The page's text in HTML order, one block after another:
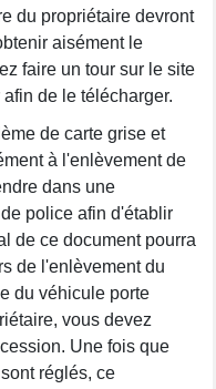
du propriétaire devront
aisément le
faire un tour sur le site
de le télécharger.
de carte grise et
à l'enlèvement de
dans une
police afin d'établir
de ce document pourra
de l'enlèvement du
du véhicule porte
vous devez
Une fois que
réglés, ce